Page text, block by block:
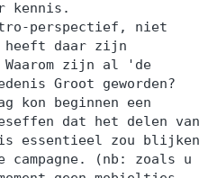
kennis.
perspectief, niet
heeft daar zijn
zijn al 'de
Groot geworden?
kon beginnen een
dat het delen van
essentieel zou blijken
campagne. (nb: zoals u